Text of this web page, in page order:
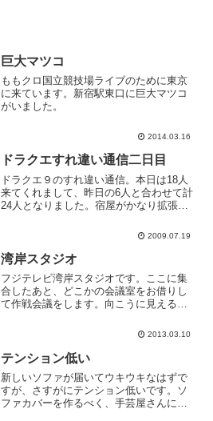
巨大マツコ
ももクロ国立競技場ライブのために東京
に来ています。新宿駅東口に巨大マツコ
がいました。
2014.03.16
ドラクエすれ違い通信二日目
ドラクエ９のすれ違い通信。本日は18人
来てくれまして、昨日の6人と合わせて計
24人となりました。宿屋がかなり拡張さ
で、探索してみようと思います。2009.07.19
湾岸スタジオ
フジテレビ湾岸スタジオです。ここに集
合したあと、どこかの会議室をお借りし
て作戦会議をします。向こうに見えるは
エネルギーサミットが開催された未来館
2013.03.10
テンション低い
新しいソファが届いてウキウキなはずで
すが、さすがにテンション低いです。ソ
ファカバーを作るべく、手芸屋さんに行